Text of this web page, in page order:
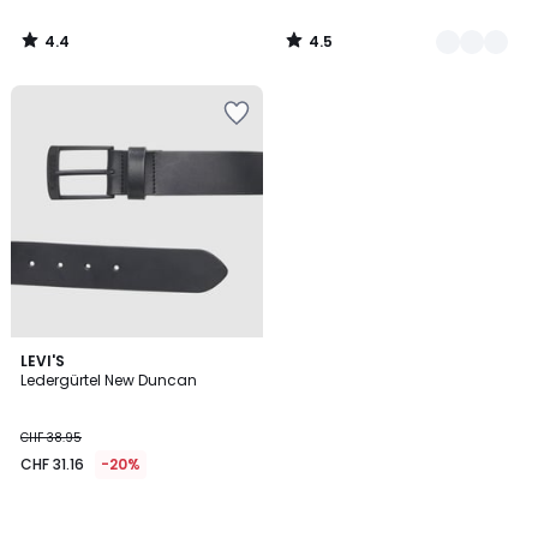
4.4
/
4.5
/
LEVI'S
Ledergürtel New Duncan
CHF 38.95
CHF 31.16 -20%